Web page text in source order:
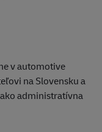
v automotive
na Slovensku a
administratívna